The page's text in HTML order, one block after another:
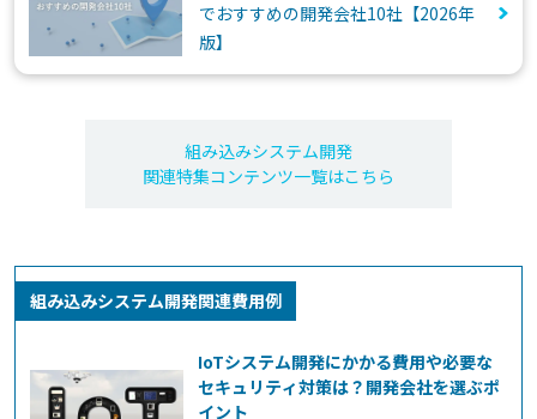
でおすすめの開発会社10社【2026年
版】
組み込みシステム開発
関連特集コンテンツ一覧はこちら
組み込みシステム開発関連費用例
IoTシステム開発にかかる費用や必要な
セキュリティ対策は？開発会社を選ぶポ
イント